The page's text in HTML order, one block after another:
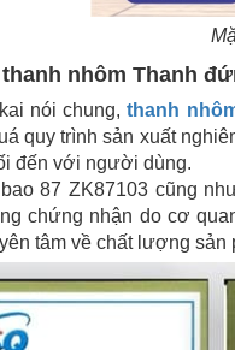
nhôm Thanh
nói chung,thanh
quy trình sản xuất
đến với người dùng.
87 ZK87103 cũng
chứng nhận do cơ
tâm về chất lượng